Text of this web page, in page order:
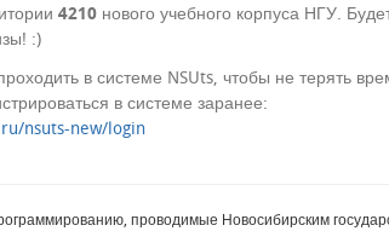
4210 нового учебного корпуса НГУ.
:)
в системе NSUts, чтобы не терять
в системе заранее:
nsuts-new/login
проводимые Новосибирским